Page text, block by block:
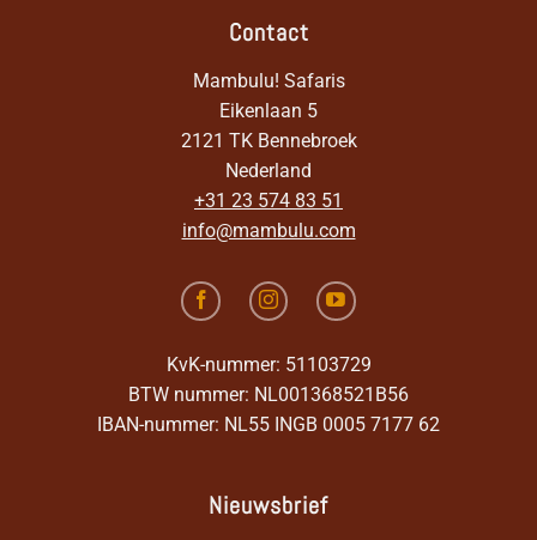
Contact
Mambulu! Safaris
Eikenlaan 5
2121 TK Bennebroek
Nederland
+31 23 574 83 51
info@mambulu.com
KvK-nummer: 51103729
BTW nummer: NL001368521B56
IBAN-nummer: NL55 INGB 0005 7177 62
Nieuwsbrief